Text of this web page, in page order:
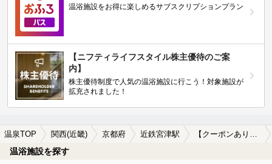
温浴施設をお得に楽しめるサブスクリプションプラン
【ニフティライフスタイル株主優待のご案
内】
株主優待制度で人気の温浴施設に行こう！対象施設が
拡充されました！
温泉TOP 関西(近畿) 京都府 近鉄宮津駅 【クーポンあり】子連れOKな近鉄宮津駅近くの温泉、日帰り温泉、スーパー銭湯おすすめ
温浴施設を探す